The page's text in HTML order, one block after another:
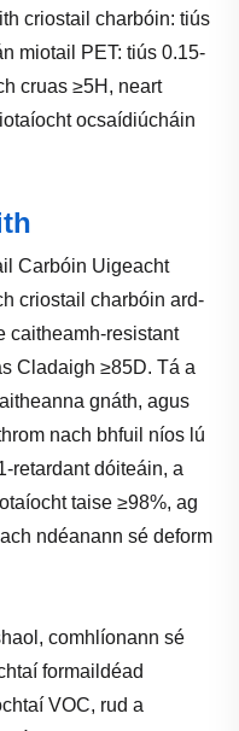
criostail charbóin: tiús
miotail PET: tiús 0.15-
cruas ≥5H, neart
ocsaídiúcháin
Carbóin Uigeacht
criostail charbóin ard-
caitheamh-resistant
Cladaigh ≥85D. Tá a
gnáth, agus
nach bhfuil níos lú
retardant dóiteáin, a
taise ≥98%, ag
ndéanann sé deform
comhlíonann sé
formaildéad
VOC, rud a